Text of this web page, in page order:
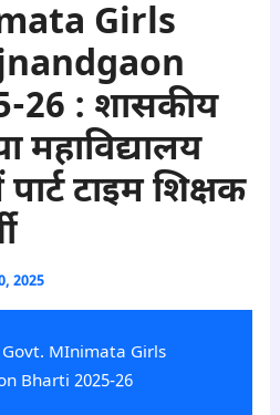
Girls
26 : शासकीय
महाविद्यालय
टाइम शिक्षक
2025
MInimata Girls
Bharti 2025-26